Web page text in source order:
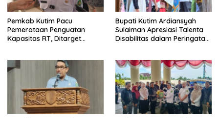
Pemkab Kutim Pacu
Pemerataan Penguatan
Kapasitas RT, Ditarget
Bupati Kutim Ardiansyah
Sulaiman Apresiasi Talenta
Disabilitas dalam Peringatan